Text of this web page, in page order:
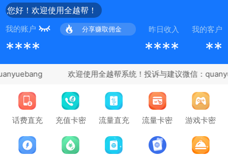
您好！欢迎使用全越帮！
我的账户 分享赚取佣金 昨日收入 我的客户
**** **** **
话费直充 充值卡密 流量直充 流量卡密 游戏卡密